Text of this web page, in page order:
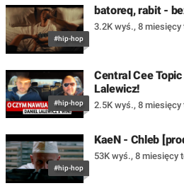
#hip-hop
batoreq, rabit -
3.2K wyś., 8 miesięcy
#hip-hop
Central Cee
Lalewicz!
2.5K wyś., 8 miesięcy
#hip-hop
KaeN - Chleb
53K wyś., 8 miesięcy